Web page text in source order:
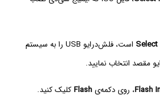
Select
است، فلش‌درایو USB را به سیستم
مقصد انتخاب نمایید.
Flash، روی دکمه‌ی Flashکلیک کنید.